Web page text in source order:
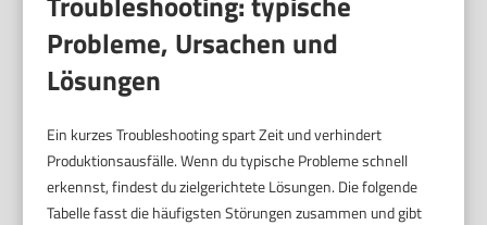
Probleme, Ursachen und
Lösungen
Ein kurzes Troubleshooting spart Zeit und verhindert
Produktionsausfälle. Wenn du typische Probleme schnell
erkennst, findest du zielgerichtete Lösungen. Die folgende
Tabelle fasst die häufigsten Störungen zusammen und gibt